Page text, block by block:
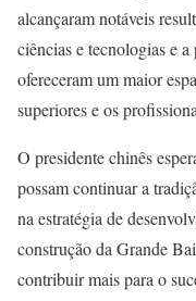
alcançaram notáveis
ciências e tecnologias e
ofereceram um maior
superiores e os
O presidente chinês
possam continuar a
na estratégia de
construção da Grande
contribuir mais para o